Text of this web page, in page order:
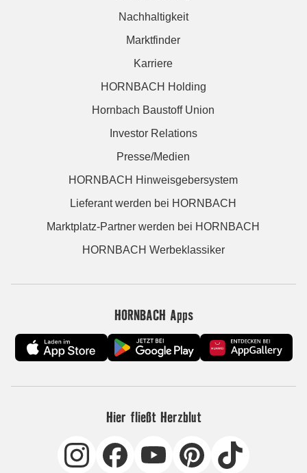
Nachhaltigkeit
Marktfinder
Karriere
HORNBACH Holding
Hornbach Baustoff Union
Investor Relations
Presse/Medien
HORNBACH Hinweisgebersystem
Lieferant werden bei HORNBACH
Marktplatz-Partner werden bei HORNBACH
HORNBACH Werbeklassiker
HORNBACH Apps
Hier fließt Herzblut